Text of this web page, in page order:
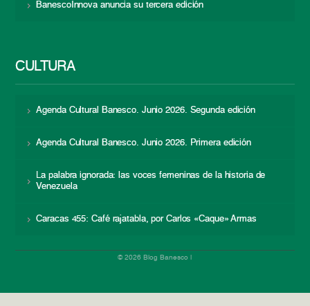
BanescoInnova anuncia su tercera edición
CULTURA
Agenda Cultural Banesco. Junio 2026. Segunda edición
Agenda Cultural Banesco. Junio 2026. Primera edición
La palabra ignorada: las voces femeninas de la historia de
Venezuela
Caracas 455: Café rajatabla, por Carlos «Caque» Armas
© 2026 Blog Banesco |